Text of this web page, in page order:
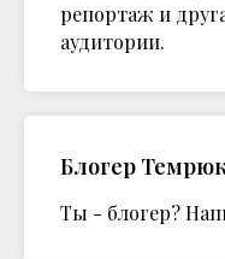
репортаж и
аудитории.
Блогер
Ты - блогер?